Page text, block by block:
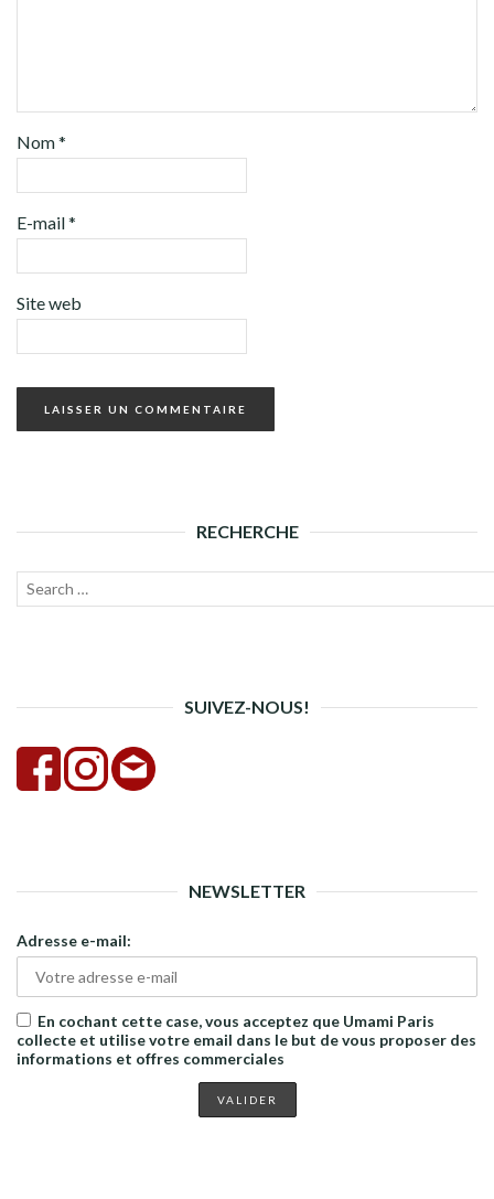
Nom*
E-mail*
Site web
RECHERCHE
Recherche
SUIVEZ-NOUS!
NEWSLETTER
Adresse e-mail:
En cochant cette case, vous acceptez que Umami Paris
collecte et utilise votre email dans le but de vous proposer des
informations et offres commerciales